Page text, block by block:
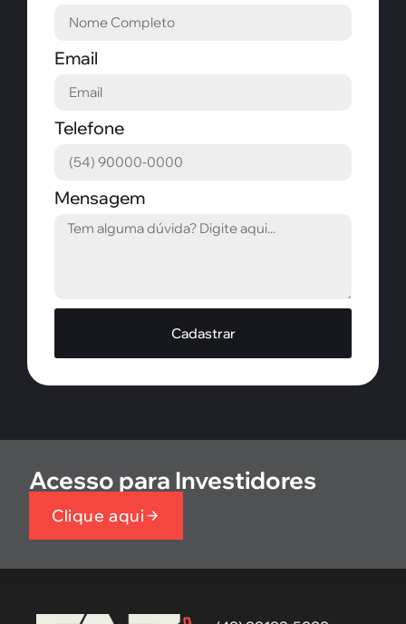
Email
Telefone
Mensagem
Cadastrar
Acesso para Investidores
Clique aqui